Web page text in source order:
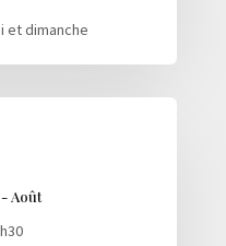
et dimanche
Août